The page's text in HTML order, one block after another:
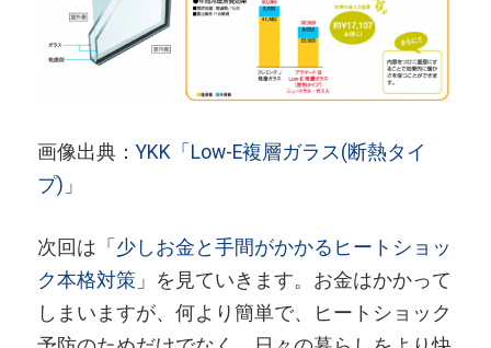
画像出典： YKK「Low-E複層ガラス(断熱タイ
プ)」
次回は「 少しお金と手間がかかるヒートショッ
ク本格対策」を見ていきます。お金はかかって
しまいますが、何より簡単で、ヒートショック